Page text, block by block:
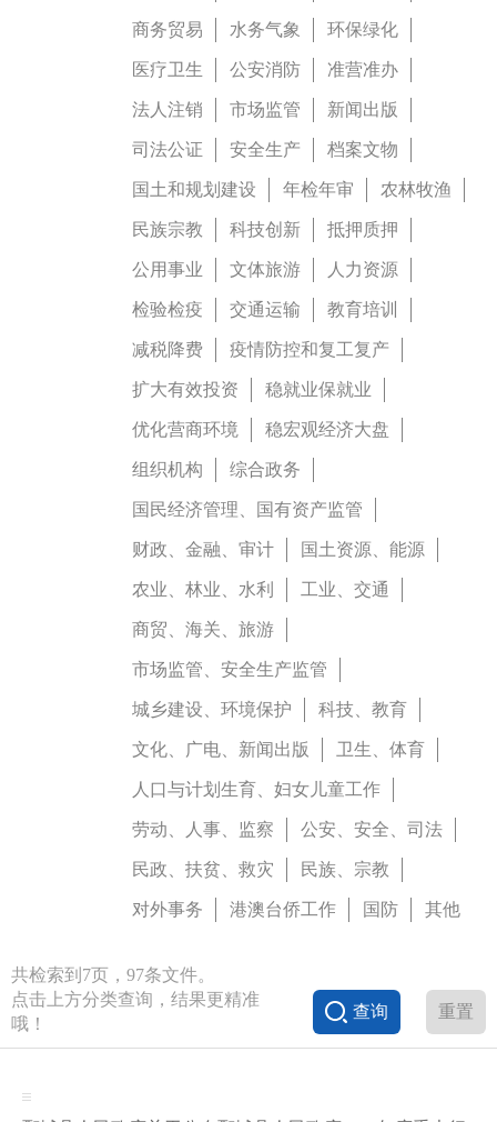
商务贸易 水务气象 环保绿化
医疗卫生 公安消防 准营准办
法人注销 市场监管 新闻出版
司法公证 安全生产 档案文物
国土和规划建设 年检年审 农林牧渔
民族宗教 科技创新 抵押质押
公用事业 文体旅游 人力资源
检验检疫 交通运输 教育培训
减税降费 疫情防控和复工复产
扩大有效投资 稳就业保就业
优化营商环境 稳宏观经济大盘
组织机构 综合政务
国民经济管理、国有资产监管
财政、金融、审计 国土资源、能源
农业、林业、水利 工业、交通
商贸、海关、旅游
市场监管、安全生产监管
城乡建设、环境保护 科技、教育
文化、广电、新闻出版 卫生、体育
人口与计划生育、妇女儿童工作
劳动、人事、监察 公安、安全、司法
民政、扶贫、救灾 民族、宗教
对外事务 港澳台侨工作 国防 其他
共检索到 7页， 97条文件。
点击上方分类查询，结果更精准
哦！
查询 重置